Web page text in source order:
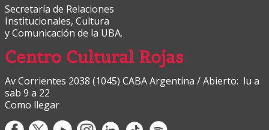
Secretaría de Relaciones
Institucionales, Cultura
y Comunicación de la UBA.
Centro Cultural Rojas
Av Corrientes 2038 (1045) CABA Argentina / Abierto: lu a
sab 9 a 22
Como llegar